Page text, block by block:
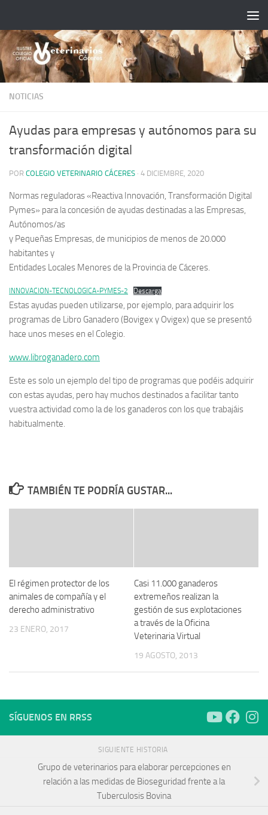
NOTICIAS
Ayudas para empresas y autónomos para su
transformación digital
POR COLEGIO VETERINARIO CÁCERES · 4 DICIEMBRE, 2020
Normas reguladoras «Reactiva Innovación, Transformación Digital
Pymes» para la concesión de ayudas destinadas a las Empresas,
Autónomos/as
y Pequeñas Empresas, de municipios de menos de 20.000
habitantes y
Entidades Locales Menores de la Provincia de Cáceres.
INNOVACION-TECNOLOGICA-PYMES-2 Descarga
Estas ayudas pueden utilizarse, por ejemplo, para adquirir los
programas de Libro Ganadero (Bovigex y Ovigex) que se presentó
hace unos meses en el Colegio.
www.libroganadero.com
Este es solo un ejemplo del tipo de programas que podéis adquirir
con estas ayudas, pero hay muchos destinados a facilitar tanto
vuestra actividad como la de los ganaderos con los que trabajáis
habitualmente.
TAMBIÉN TE PODRÍA GUSTAR...
El régimen protector de los
animales de compañía y el
derecho administrativo
23 ENERO, 2017
Casi 11.000 ganaderos
extremeños realizan la
gestión de sus explotaciones
a través de la Oficina
Veterinaria Virtual
19 AGOSTO, 2013
SÍGUENOS EN RRSS
SIGUIENTE HISTORIA
Grupo de veterinarios para elaborar percepciones en
relación a las medidas de Bioseguridad frente a la
Tuberculosis Bovina